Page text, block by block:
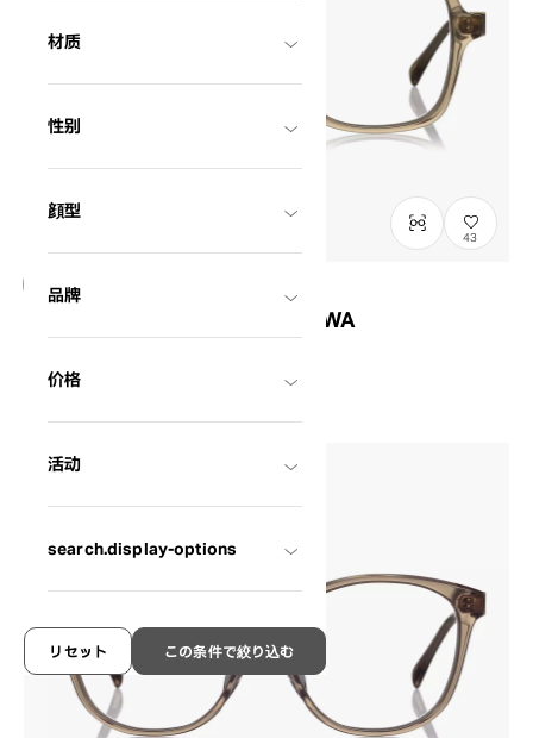
材质
性别
顔型
品牌
价格
活动
search.display-options
この条件で絞り込む
リセット
43
OWNDAYS × MAKIKO TAKIZAWA
¥14,000